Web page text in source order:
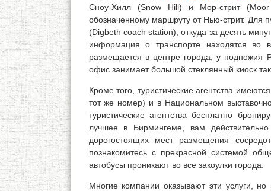
Сноу-Хилл (Snow Hill) и Мор-стрит
обозначенному маршруту от Нью-стрит. Для
(Digbeth coach station), откуда за десять
информация о транспорте находятся во
размещается в центре города, у подножия
офис занимает большой стеклянный киоск
Кроме того, туристические агентства
тот же номер) и в Национальном
туристические агентства бесплатно
лучшее в Бирмингеме, вам
дорогостоящих мест размещения
познакомитесь с прекрасной системой
автобусы проникают во все закоулки города.
Многие компании оказывают эти услуги,